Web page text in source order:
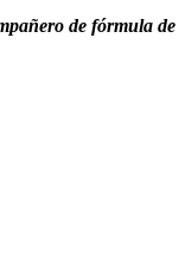
de fórmula de